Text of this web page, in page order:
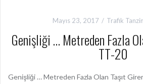
Mayıs 23, 2017 Trafik
Genişliği … Metreden Fazla
TT-20
Genişliği … Metreden Fazla Olan Taşıt